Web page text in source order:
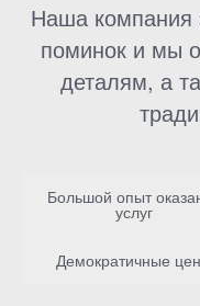
Наша компания
поминок и мы
деталям, а
Большой опыт
услуг
Демократичные